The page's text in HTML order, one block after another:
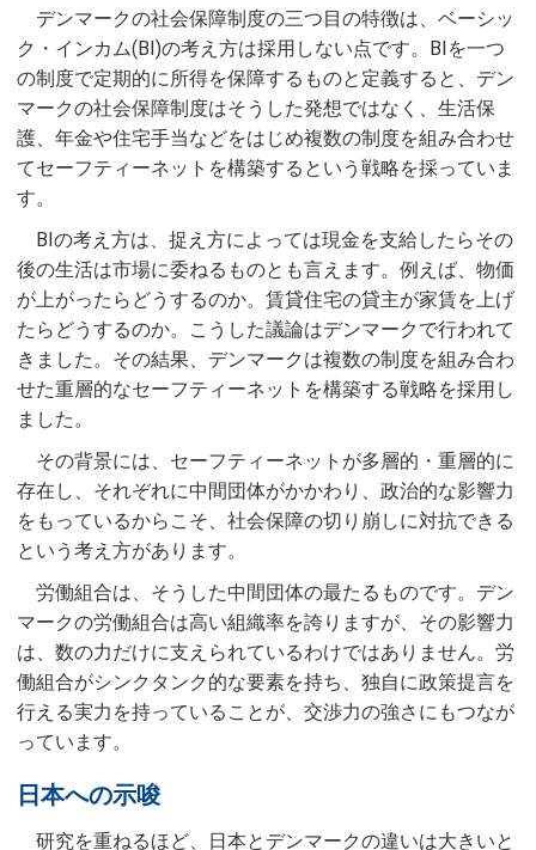
デンマークの社会保障制度の三つ目の特徴は、ベーシッ
ク・インカム(BI)の考え方は採用しない点です。BIを一つ
の制度で定期的に所得を保障するものと定義すると、デン
マークの社会保障制度はそうした発想ではなく、生活保
護、年金や住宅手当などをはじめ複数の制度を組み合わせ
てセーフティーネットを構築するという戦略を採っていま
す。
BIの考え方は、捉え方によっては現金を支給したらその
後の生活は市場に委ねるものとも言えます。例えば、物価
が上がったらどうするのか。賃貸住宅の貸主が家賃を上げ
たらどうするのか。こうした議論はデンマークで行われて
きました。その結果、デンマークは複数の制度を組み合わ
せた重層的なセーフティーネットを構築する戦略を採用し
ました。
その背景には、セーフティーネットが多層的・重層的に
存在し、それぞれに中間団体がかかわり、政治的な影響力
をもっているからこそ、社会保障の切り崩しに対抗できる
という考え方があります。
労働組合は、そうした中間団体の最たるものです。デン
マークの労働組合は高い組織率を誇りますが、その影響力
は、数の力だけに支えられているわけではありません。労
働組合がシンクタンク的な要素を持ち、独自に政策提言を
行える実力を持っていることが、交渉力の強さにもつなが
っています。
日本への示唆
研究を重ねるほど、日本とデンマークの違いは大きいと